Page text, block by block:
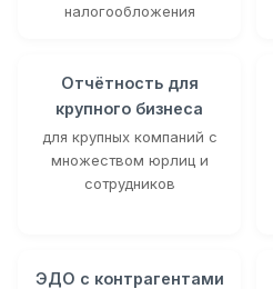
налогообложения
Отчётность для
крупного бизнеса
для крупных компаний с
множеством юрлиц и
сотрудников
ЭДО с контрагентами